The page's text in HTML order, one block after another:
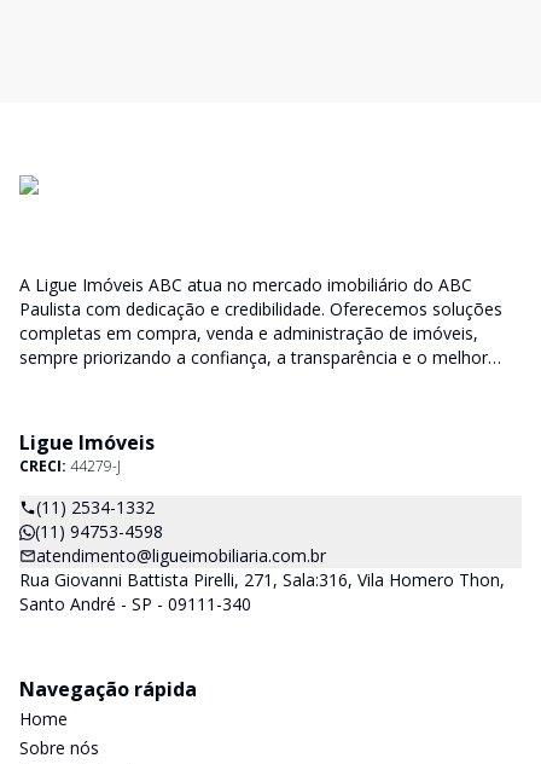
A Ligue Imóveis ABC atua no mercado imobiliário do ABC
Paulista com dedicação e credibilidade. Oferecemos soluções
completas em compra, venda e administração de imóveis,
sempre priorizando a confiança, a transparência e o melhor
Ligue Imóveis
CRECI: 44279-J
(11) 2534-1332
(11) 94753-4598
atendimento@ligueimobiliaria.com.br
Rua Giovanni Battista Pirelli, 271, Sala:316, Vila Homero Thon,
Santo André - SP - 09111-340
Navegação rápida
Home
Sobre nós